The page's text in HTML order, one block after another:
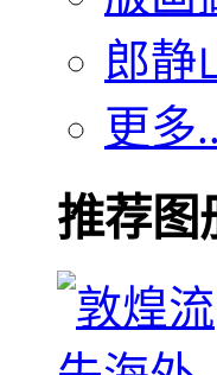
郎静
更多
推荐图